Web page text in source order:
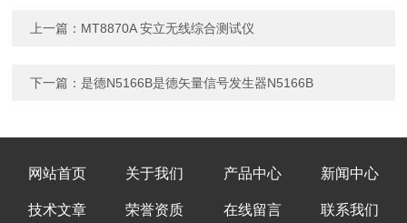
上一篇： MT8870A 安立无线综合测试仪
下一篇：是德N5166B是德矢量信号发生器N5166B
网站首页 关于我们 产品中心 新闻中心
技术文章 荣誉资质 在线留言 联系我们